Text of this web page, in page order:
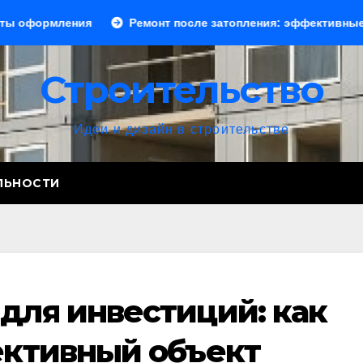
Ремонт после затопления: эффективные способы
Строительство
Идеи и дизайн в строительстве
инвестиций: как
объект